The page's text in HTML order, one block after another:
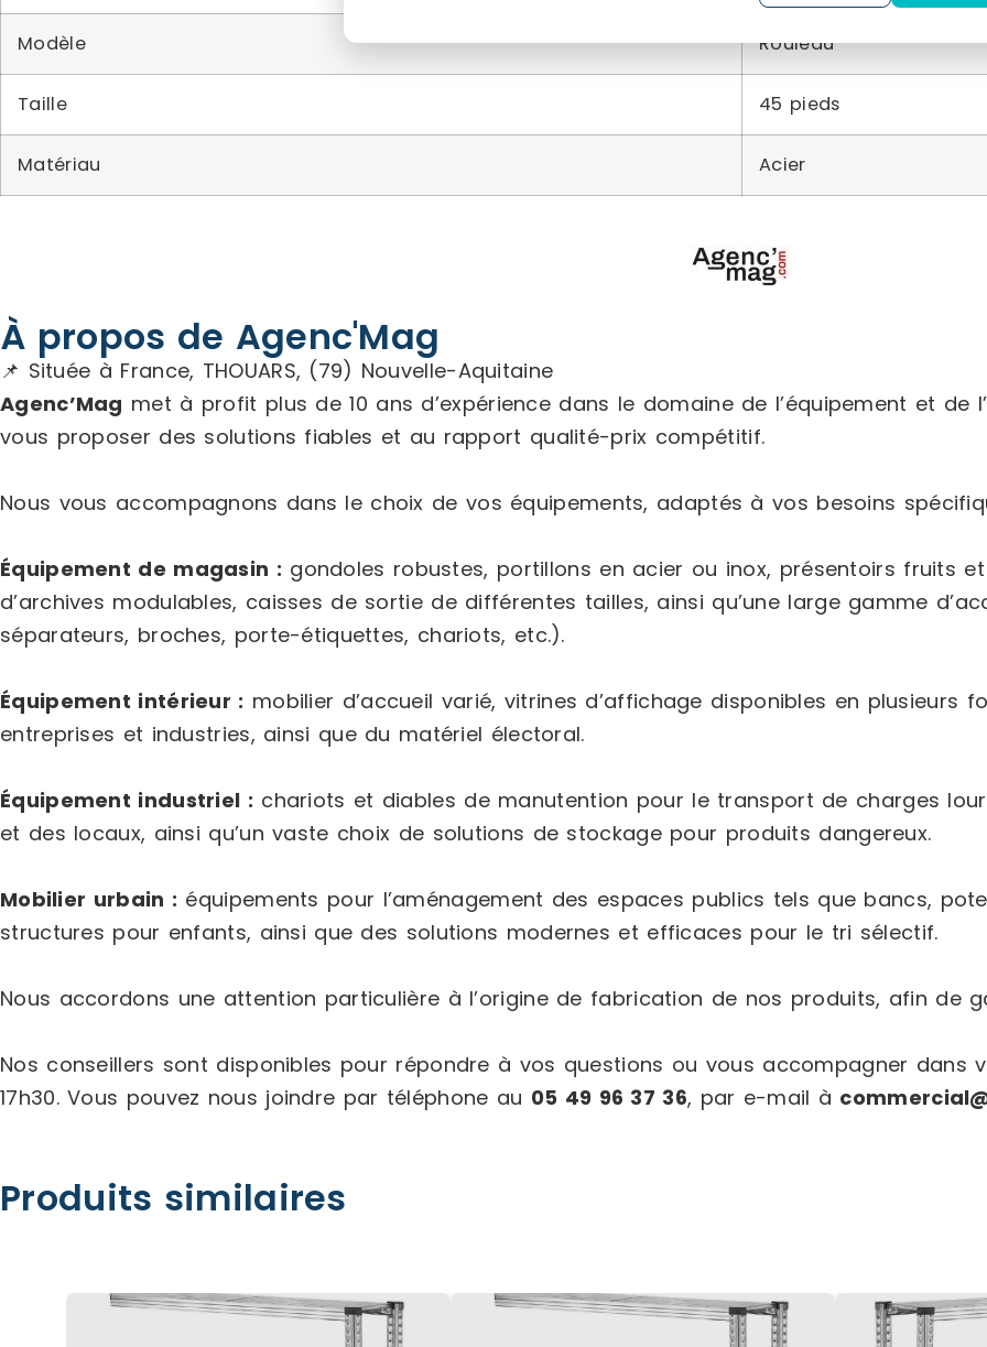
Modèle Rouleau
Taille 45 pieds
Matériau Acier
À propos de Agenc'Mag
📌 Située à France, THOUARS, (79) Nouvelle-Aquitaine
Agenc’Mag met à profit plus de 10 ans d’expérience dans le domaine de l’équipement et de
vous proposer des solutions fiables et au rapport qualité-prix compétitif.
Nous vous accompagnons dans le choix de vos équipements, adaptés à vos besoins
Équipement de magasin : gondoles robustes, portillons en acier ou inox, présentoirs fruits
d’archives modulables, caisses de sortie de différentes tailles, ainsi qu’une large gamme
séparateurs, broches, porte-étiquettes, chariots, etc.).
Équipement intérieur : mobilier d’accueil varié, vitrines d’affichage disponibles en plusieurs
entreprises et industries, ainsi que du matériel électoral.
Équipement industriel : chariots et diables de manutention pour le transport de charges
et des locaux, ainsi qu’un vaste choix de solutions de stockage pour produits dangereux.
Mobilier urbain : équipements pour l’aménagement des espaces publics tels que bancs,
structures pour enfants, ainsi que des solutions modernes et efficaces pour le tri sélectif.
Nous accordons une attention particulière à l’origine de fabrication de nos produits, afin de
Nos conseillers sont disponibles pour répondre à vos questions ou vous accompagner dans
17h30. Vous pouvez nous joindre par téléphone au 05 49 96 37 36, par e-mail à
Produits similaires